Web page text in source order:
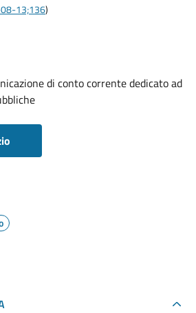
13;136)
di conto corrente dedicato ad